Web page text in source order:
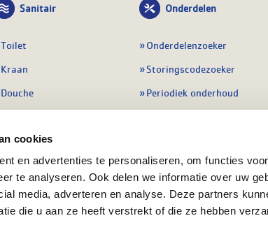
cookies
en advertenties te personaliseren, om functies
te analyseren. Ook delen we informatie over uw
media, adverteren en analyse. Deze partners
die u aan ze heeft verstrekt of die ze hebben
Sanitair
Toilet
Kraan
Douche
Badmeubel
Afvoeren
Alle sanitair
Onderdelen
Onderdelenzoeker
Storingscodezoeker
Periodiek onderhoud
Preventie & detectie
Alle onderdelen